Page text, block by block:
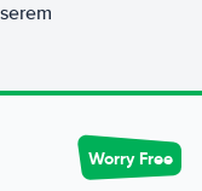
Worry Free